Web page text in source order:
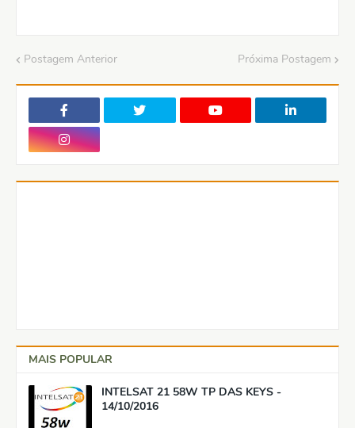
Postagem Anterior Próxima Postagem
MAIS POPULAR
INTELSAT 21 58W TP DAS KEYS -
14/10/2016